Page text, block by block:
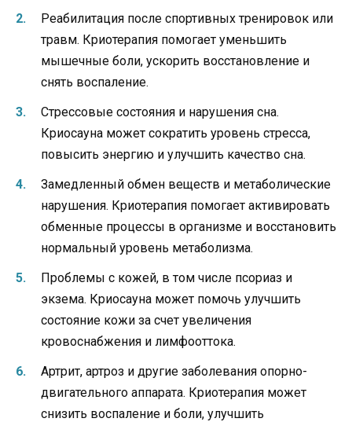
Реабилитация после спортивных тренировок или
травм. Криотерапия помогает уменьшить
мышечные боли, ускорить восстановление и
снять воспаление.
Стрессовые состояния и нарушения сна.
Криосауна может сократить уровень стресса,
повысить энергию и улучшить качество сна.
Замедленный обмен веществ и метаболические
нарушения. Криотерапия помогает активировать
обменные процессы в организме и восстановить
нормальный уровень метаболизма.
Проблемы с кожей, в том числе псориаз и
экзема. Криосауна может помочь улучшить
состояние кожи за счет увеличения
кровоснабжения и лимфооттока.
Артрит, артроз и другие заболевания опорно-
двигательного аппарата. Криотерапия может
снизить воспаление и боли, улучшить